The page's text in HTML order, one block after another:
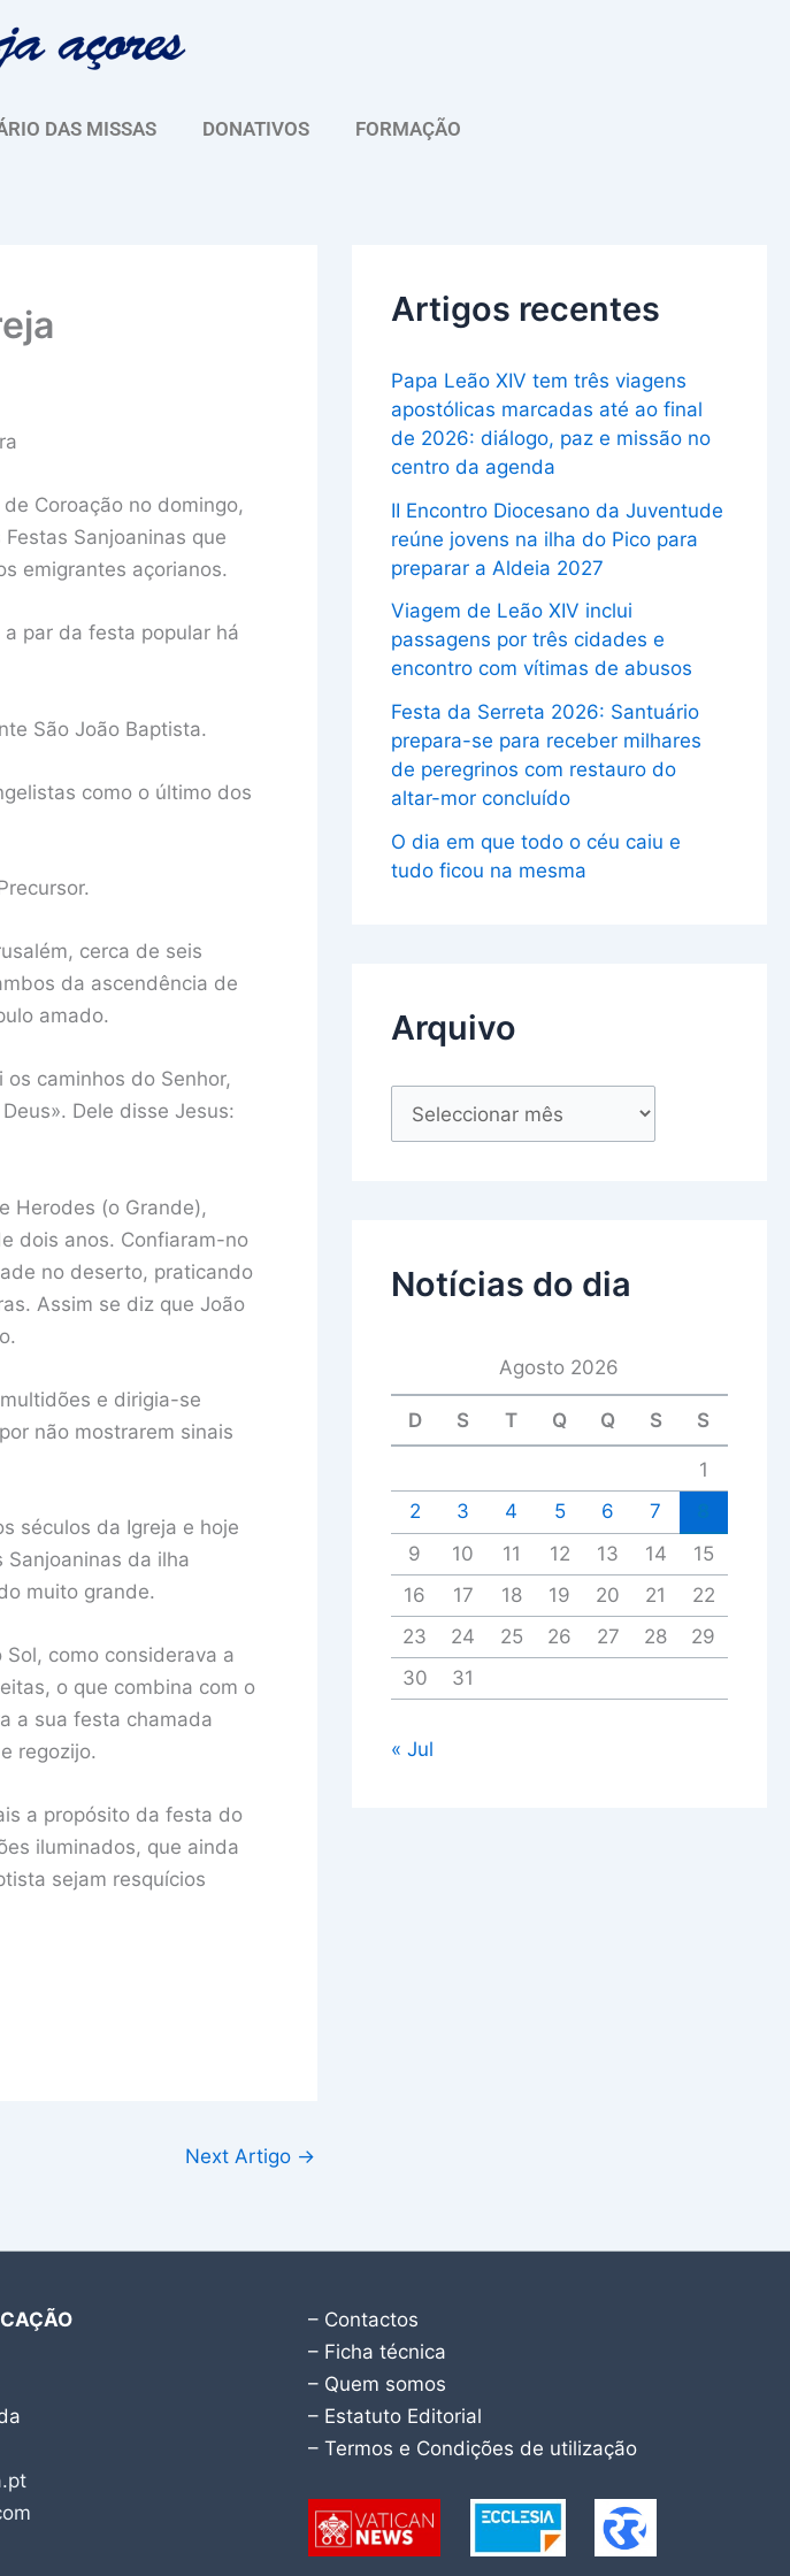
DAS MISSAS DONATIVOS FORMAÇÃO
Coroação no domingo,
Sanjoaninas que
emigrantes açorianos.
par da festa popular há
São João Baptista.
como o último dos
cerca de seis
da ascendência de
amado.
caminhos do Senhor,
Dele disse Jesus:
Herodes (o Grande),
dois anos. Confiaram-no
no deserto, praticando
Assim se diz que João
e dirigia-se
não mostrarem sinais
séculos da Igreja e hoje
da ilha
muito grande.
como considerava a
o que combina com o
a sua festa chamada
regozijo.
a propósito da festa do
iluminados, que ainda
sejam resquícios
Next Artigo →
Artigos recentes
Papa Leão XIV tem três viagens
apostólicas marcadas até ao final
de 2026: diálogo, paz e missão no
centro da agenda
II Encontro Diocesano da Juventude
reúne jovens na ilha do Pico para
preparar a Aldeia 2027
Viagem de Leão XIV inclui
passagens por três cidades e
encontro com vítimas de abusos
Festa da Serreta 2026: Santuário
prepara-se para receber milhares
de peregrinos com restauro do
altar-mor concluído
O dia em que todo o céu caiu e
tudo ficou na mesma
Arquivo
u
Notícias do dia
Agosto 2026
D S T Q Q S S
1
2
3 4 5 6 7
9
10 11 12 13 14
15
16
17 18 19 20 21
22
23
24 25 26 27 28
29
30
31
« Jul
– Contactos
– Ficha técnica
– Quem somos
– Estatuto Editorial
– Termos e Condições de utilização